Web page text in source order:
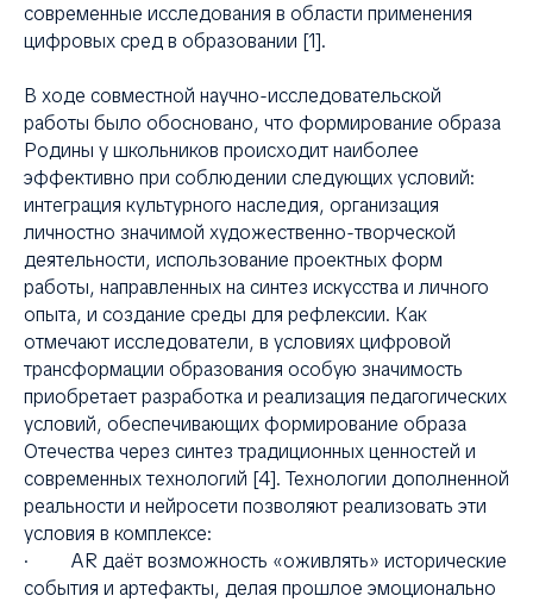
современные исследования в области применения
цифровых сред в образовании [1].
В ходе совместной научно-исследовательской
работы было обосновано, что формирование образа
Родины у школьников происходит наиболее
эффективно при соблюдении следующих условий:
интеграция культурного наследия, организация
личностно значимой художественно-творческой
деятельности, использование проектных форм
работы, направленных на синтез искусства и личного
опыта, и создание среды для рефлексии. Как
отмечают исследователи, в условиях цифровой
трансформации образования особую значимость
приобретает разработка и реализация педагогических
условий, обеспечивающих формирование образа
Отечества через синтез традиционных ценностей и
современных технологий [4]. Технологии дополненной
реальности и нейросети позволяют реализовать эти
условия в комплексе:
· AR даёт возможность «оживлять» исторические
события и артефакты, делая прошлое эмоционально